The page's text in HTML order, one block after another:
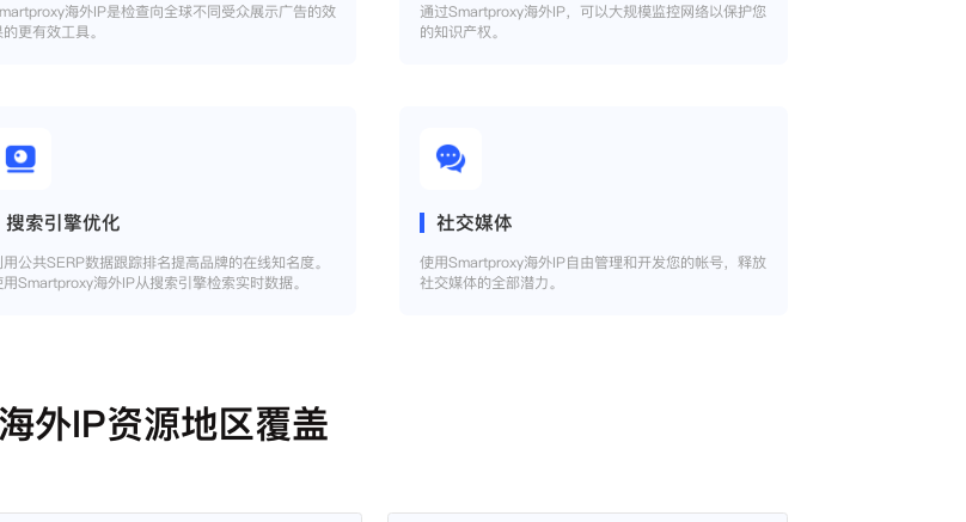
海外IP是检查向全球不同受众展示广告的效
的更有效工具。
通过Smartproxy海外IP，可以大规模监控网络以保护您
的知识产权。
搜索引擎优化
公共SERP数据跟踪排名提高品牌的在线知名度。
用Smartproxy海外IP从搜索引擎检索实时数据。
社交媒体
使用Smartproxy海外IP自由管理和开发您的帐号，释放
社交媒体的全部潜力。
海外IP资源地区覆盖